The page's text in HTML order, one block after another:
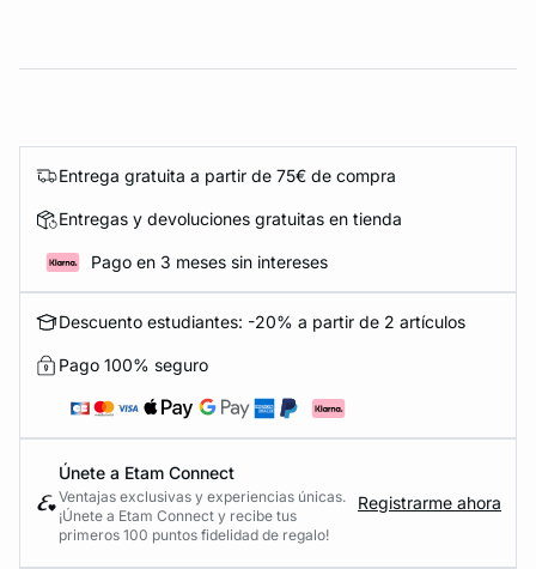
Entrega gratuita a partir de 75€ de compra
Entregas y devoluciones gratuitas en tienda
Pago en 3 meses sin intereses
Descuento estudiantes: -20% a partir de 2 artículos
Pago 100% seguro
Únete a Etam Connect
Ventajas exclusivas y experiencias únicas.
¡Únete a Etam Connect y recibe tus
primeros 100 puntos fidelidad de regalo!
Registrarme ahora